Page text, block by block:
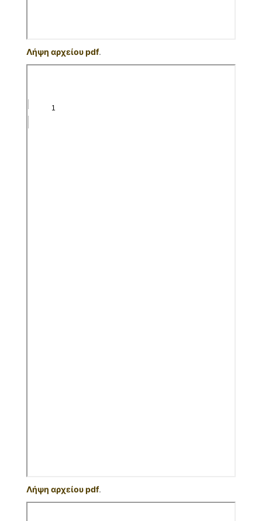
Λήψη αρχείου pdf.
Λήψη αρχείου pdf.